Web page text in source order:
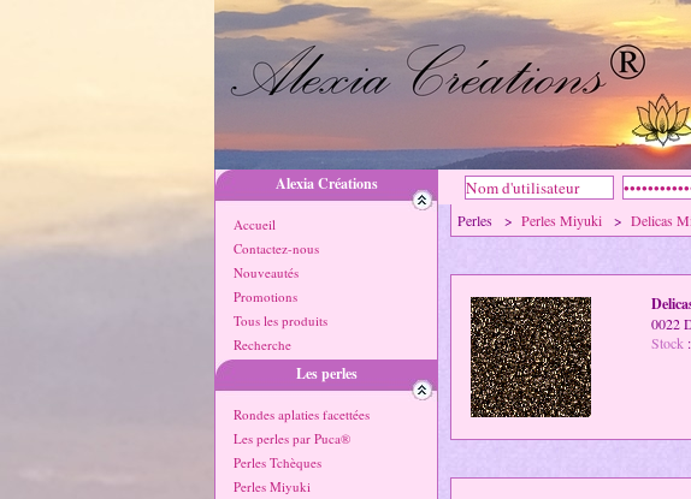
Alexia Créations
Accueil
Contactez-nous
Nouveautés
Promotions
Tous les produits
Recherche
Les perles
Rondes aplaties facettées
Les perles par Puca®
Perles Tchèques
Perles Miyuki
Perles > Perles Miyuki > Delicas
0022
Stock